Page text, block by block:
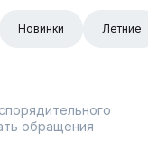
Новинки Летние
обращения